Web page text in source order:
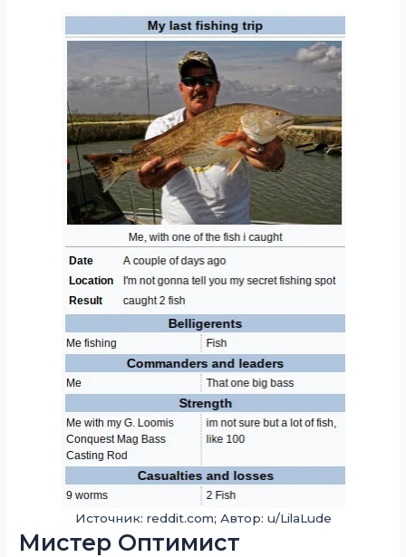
Источник: reddit.com; Автор: u/LilaLude
Мистер Оптимист